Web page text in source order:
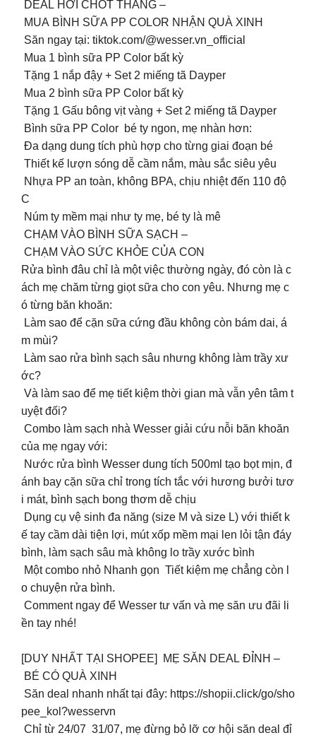
DEAL HỜI CHỐT THÁNG –
MUA BÌNH SỮA PP COLOR NHẬN QUÀ XINH
️ Săn ngay tại: tiktok.com/@wesser.vn_official
Mua 1 bình sữa PP Color bất kỳ
Tặng 1 nắp đậy + Set 2 miếng tã Dayper
Mua 2 bình sữa PP Color bất kỳ
Tặng 1 Gấu bông vịt vàng + Set 2 miếng tã Dayper
Bình sữa PP Color bé ty ngon, mẹ nhàn hơn:
Đa dạng dung tích phù hợp cho từng giai đoạn bé
Thiết kế lượn sóng dễ cầm nắm, màu sắc siêu yêu
Nhựa PP an toàn, không BPA, chịu nhiệt đến 110 độ
C
Núm ty mềm mại như ty mẹ, bé ty là mê
CHẠM VÀO BÌNH SỮA SẠCH –
CHẠM VÀO SỨC KHỎE CỦA CON
Rửa bình đâu chỉ là một việc thường ngày, đó còn là c
ách mẹ chăm từng giọt sữa cho con yêu. Nhưng mẹ c
ó từng băn khoăn:
Làm sao để cặn sữa cứng đầu không còn bám dai, á
m mùi?
Làm sao rửa bình sạch sâu nhưng không làm trầy xư
ớc?
Và làm sao để mẹ tiết kiệm thời gian mà vẫn yên tâm t
uyệt đối?
Combo làm sạch nhà Wesser giải cứu nỗi băn khoăn
của mẹ ngay với:
️ Nước rửa bình Wesser dung tích 500ml tạo bọt mịn, đ
ánh bay cặn sữa chỉ trong tích tắc với hương bưởi tươ
i mát, bình sạch bong thơm dễ chịu
️ Dụng cụ vệ sinh đa năng (size M và size L) với thiết k
ế tay cầm dài tiện lợi, mút xốp mềm mại len lỏi tận đáy
bình, làm sạch sâu mà không lo trầy xước bình
Một combo nhỏ Nhanh gọn Tiết kiệm mẹ chẳng còn l
o chuyện rửa bình.
Comment ngay để Wesser tư vấn và mẹ săn ưu đãi li
ền tay nhé!
[DUY NHẤT TẠI SHOPEE] MẸ SĂN DEAL ĐỈNH –
BÉ CÓ QUÀ XINH
Săn deal nhanh nhất tại đây: https://shopii.click/go/sho
pee_kol?wesservn
Chỉ từ 24/07 31/07, mẹ đừng bỏ lỡ cơ hội săn deal đỉ